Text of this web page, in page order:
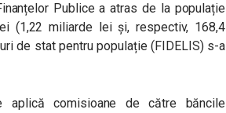
Publice a atras de la populație
(1,22 miliarde lei și, respectiv, 168,4
de stat pentru populație (FIDELIS) s-a
aplică comisioane de către băncile